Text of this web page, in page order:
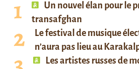
Un nouvel élan pour le
transafghan
Le festival de musique
n’aura pas lieu au
Les artistes russes de